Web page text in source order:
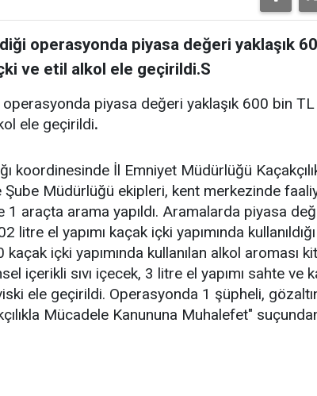
operasyonda piyasa değeri yaklaşık
ve etil alkol ele geçirildi.S
piyasa değeri yaklaşık 600 bin
ele geçirildi.
koordinesinde İl Emniyet Müdürlüğü
Müdürlüğü ekipleri, kent merkezinde
araçta arama yapıldı. Aramalarda piyasa
el yapımı kaçak içki yapımında kullanıldığı
içki yapımında kullanılan alkol aroması
içerikli sıvı içecek, 3 litre el yapımı sahte ve
ele geçirildi. Operasyonda 1 şüpheli,
Mücadele Kanununa Muhalefet"